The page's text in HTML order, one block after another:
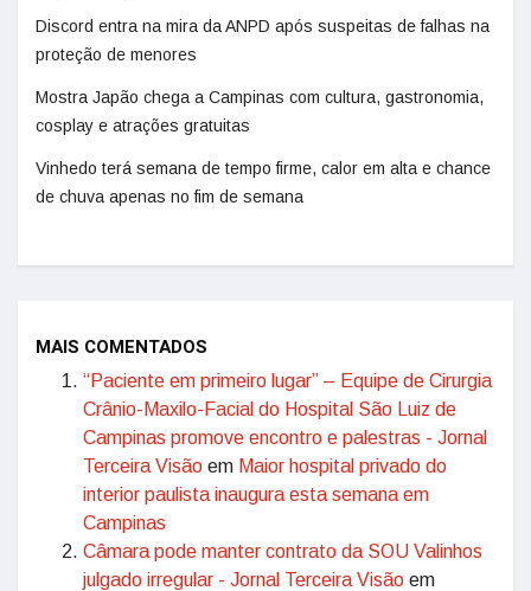
Discord entra na mira da ANPD após suspeitas de falhas na
proteção de menores
Mostra Japão chega a Campinas com cultura, gastronomia,
cosplay e atrações gratuitas
Vinhedo terá semana de tempo firme, calor em alta e chance
de chuva apenas no fim de semana
MAIS COMENTADOS
“Paciente em primeiro lugar” – Equipe de Cirurgia
Crânio-Maxilo-Facial do Hospital São Luiz de
Campinas promove encontro e palestras - Jornal
Terceira Visão em Maior hospital privado do
interior paulista inaugura esta semana em
Campinas
Câmara pode manter contrato da SOU Valinhos
julgado irregular - Jornal Terceira Visão em